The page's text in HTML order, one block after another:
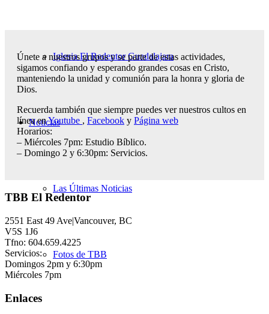
Iglesia El Redentor Guadalajara
Noticias
Las Últimas Noticias
Fotos de TBB
Únete a nuestros grupos y se parte de estas actividades,
sigamos confiando y esperando grandes cosas en Cristo,
manteniendo la unidad y comunión para la honra y gloria de
Dios.
Recuerda también que siempre puedes ver nuestros cultos en
línea enYoutube , Facebook y Página web
Horarios:
– Miércoles 7pm: Estudio Bíblico.
– Domingo 2 y 6:30pm: Servicios.
TBB El Redentor
2551 East 49 Ave|Vancouver, BC
V5S 1J6
Tfno: 604.659.4225
Servicios:
Domingos 2pm y 6:30pm
Miércoles 7pm
Enlaces